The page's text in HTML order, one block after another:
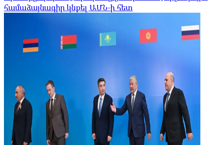
համաձայնագիր կնքել ԱՄՆ-ի հետ